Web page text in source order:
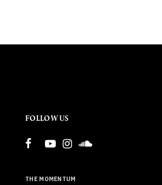
FOLLOW US
THE MOMENTUM